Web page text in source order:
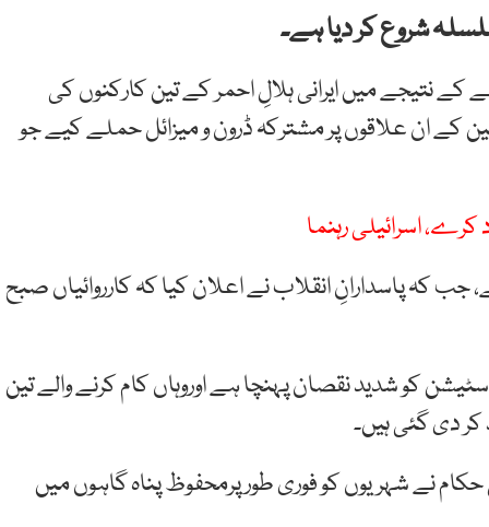
سلسلہ شروع کر دیا ہے۔
کے نتیجے میں ایرانی ہلالِ احمر کے تین کارکنوں کی
کے ان علاقوں پر مشترکہ ڈرون و میزائل حملے کیے جو
اسرائیلی رہنما
جب کہ پاسدارانِ انقلاب نے اعلان کیا کہ کارروائیاں صبح
کو شدید نقصان پہنچا ہے اوروہاں کام کرنے والے تین
کر دی گئی ہیں۔
حکام نے شہریوں کو فوری طورپرمحفوظ پناہ گاہوں میں